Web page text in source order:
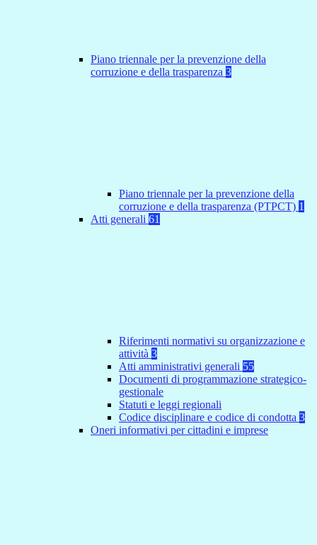
Piano triennale per la prevenzione della
corruzione e della trasparenza 3
Piano triennale per la prevenzione della
corruzione e della trasparenza (PTPCT) 1
Atti generali 61
Riferimenti normativi su organizzazione e
attività 3
Atti amministrativi generali 55
Documenti di programmazione strategico-
gestionale
Statuti e leggi regionali
Codice disciplinare e codice di condotta 3
Oneri informativi per cittadini e imprese